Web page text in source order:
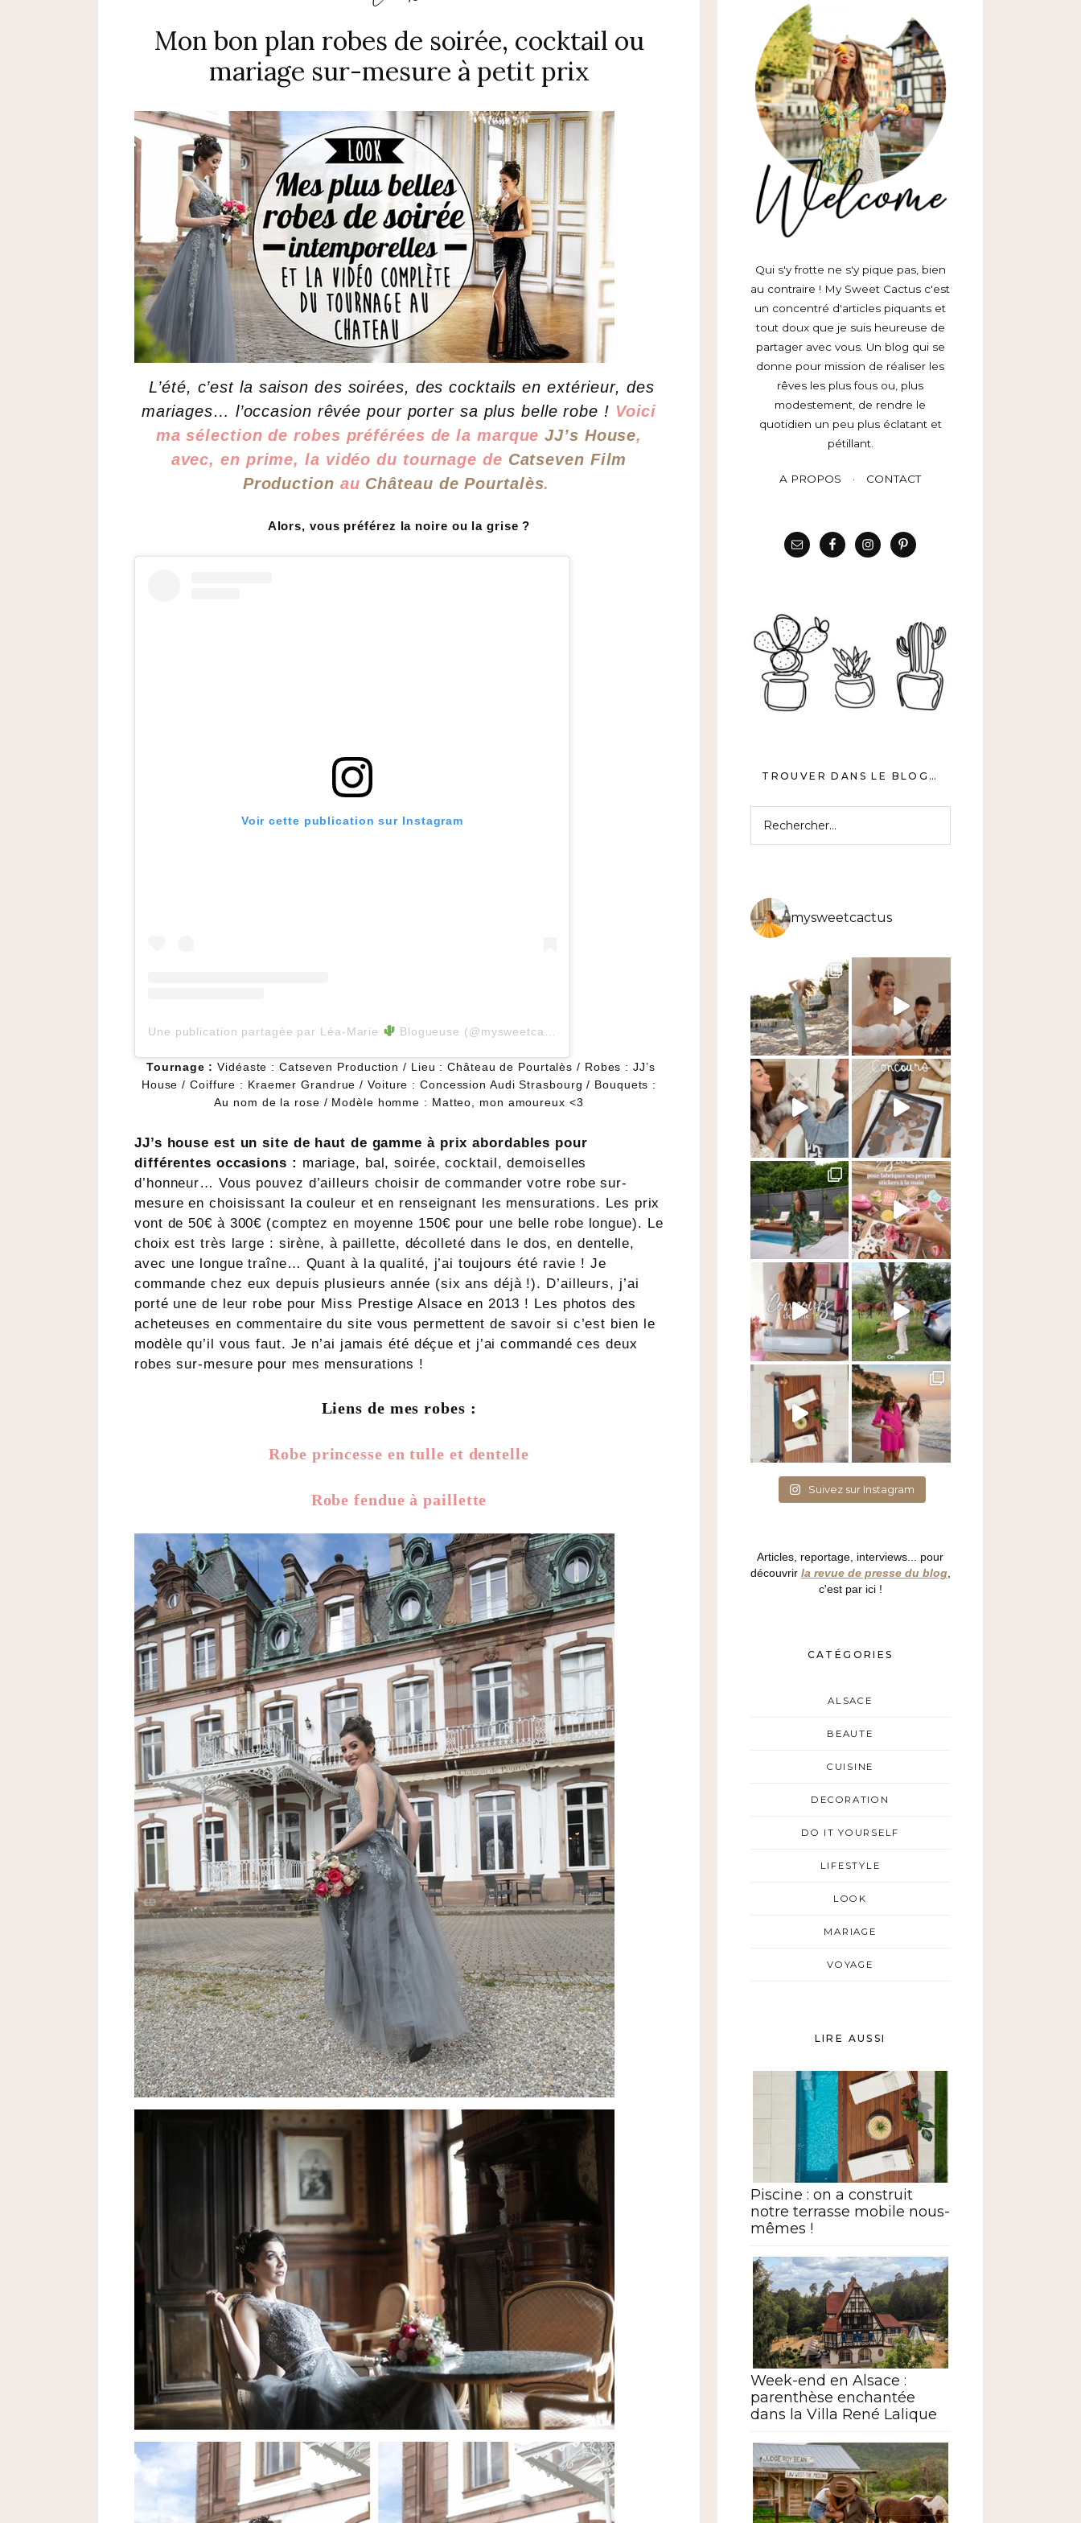
Mon bon plan robes de soirée, cocktail ou
mariage sur-mesure à petit prix
L’été, c’est la saison des soirées, des cocktails en extérieur, des
mariages… l’occasion rêvée pour porter sa plus belle robe ! Voici
ma sélection de robes préférées de la marqueJJ’s House,
avec, en prime, la vidéo du tournage de Catseven Film
Production au Château de Pourtalès.
Alors, vous préférez la noire ou la grise ?
Voir cette publication sur Instagram
Une publication partagée par Léa-Marie Blogueuse (@mysweetcactus)
Tournage :Vidéaste : Catseven Production / Lieu : Château de Pourtalès / Robes : JJ’s
House / Coiffure : Kraemer Grandrue / Voiture : Concession Audi Strasbourg / Bouquets :
Au nom de la rose / Modèle homme : Matteo, mon amoureux <3
JJ’s house est un site de haut de gamme à prix abordables pour
différentes occasions : mariage, bal, soirée, cocktail, demoiselles
d’honneur… Vous pouvez d’ailleurs choisir de commander votre robe sur-
mesure en choisissant la couleur et en renseignant les mensurations. Les prix
vont de 50€ à 300€ (comptez en moyenne 150€ pour une belle robe longue). Le
choix est très large : sirène, à paillette, décolleté dans le dos, en dentelle,
avec une longue traîne… Quant à la qualité, j’ai toujours été ravie ! Je
commande chez eux depuis plusieurs année (six ans déjà !). D’ailleurs, j’ai
porté une de leur robe pour Miss Prestige Alsace en 2013 ! Les photos des
acheteuses en commentaire du site vous permettent de savoir si c’est bien le
modèle qu’il vous faut. Je n’ai jamais été déçue et j’ai commandé ces deux
robes sur-mesure pour mes mensurations !
Liens de mes robes :
Robe princesse en tulle et dentelle
Robe fendue à paillette
Qui s'y frotte ne s'y pique pas, bien
au contraire ! My Sweet Cactus c'est
un concentré d'articles piquants et
tout doux que je suis heureuse de
partager avec vous. Un blog qui se
donne pour mission de réaliser les
rêves les plus fous ou, plus
modestement, de rendre le
quotidien un peu plus éclatant et
pétillant.
A PROPOS CONTACT
TROUVER DANS LE BLOG…
mysweetcactus
Suivez sur Instagram
Articles, reportage, interviews... pour
découvrir la revue de presse du blog,
c'est par ici !
CATÉGORIES
ALSACE
BEAUTE
CUISINE
DECORATION
DO IT YOURSELF
LIFESTYLE
LOOK
MARIAGE
VOYAGE
LIRE AUSSI
Piscine : on a construit
notre terrasse mobile nous-
mêmes !
Week-end en Alsace :
parenthèse enchantée
dans la Villa René Lalique